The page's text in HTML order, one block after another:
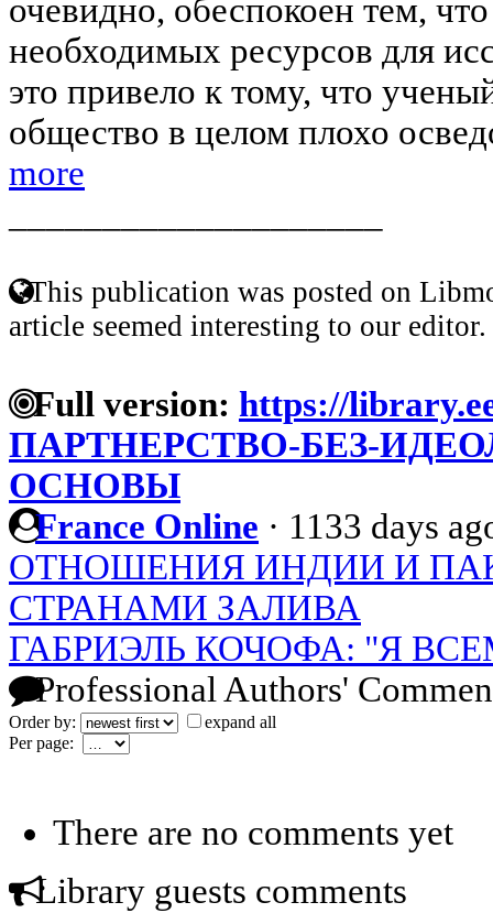
очевидно, обеспокоен тем,
необходимых ресурсов для
это привело к тому, что
общество в целом плохо
more
This publication was posted on
article seemed interesting to our editor.
Full version: https://
ПАРТНЕРСТВО-БЕЗ-
ОСНОВЫ
France Online · 1133 days
ОТНОШЕНИЯ ИНДИИ И
СТРАНАМИ ЗАЛИВА
ГАБРИЭЛЬ КОЧОФА: "Я
Professional Authors'
Order by:
expand all
Per page:
There are no comments yet
Library guests comments